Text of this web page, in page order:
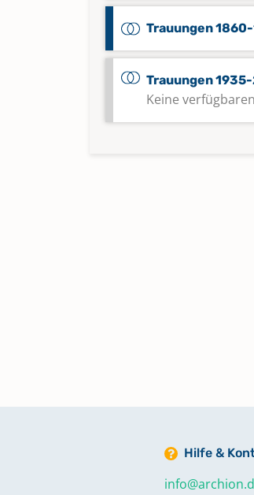
Trauungen
Trauungen
Keine
Hilfe &